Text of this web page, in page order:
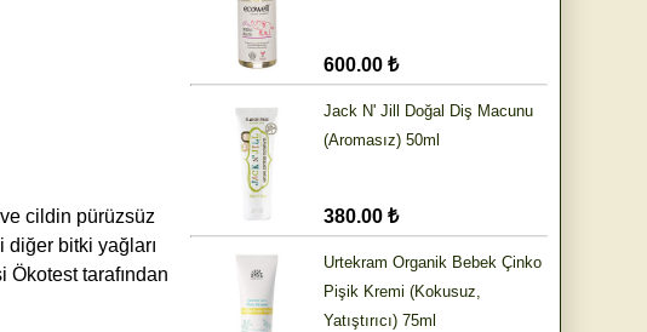
cildin pürüzsüz
bitki yağları
Ökotest tarafından
600.00 ₺
Jack N' Jill Doğal Diş Macunu
(Aromasız) 50ml
380.00 ₺
Urtekram Organik Bebek Çinko
Pişik Kremi (Kokusuz,
Yatıştırıcı) 75ml